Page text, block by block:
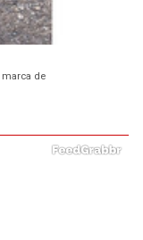
marca de